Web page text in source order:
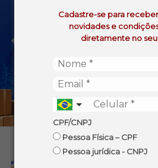
Cadastre-se para
novidades e
diretamente no
CPF/CNPJ
Pessoa Física – CPF
Pessoa jurídica - CNPJ